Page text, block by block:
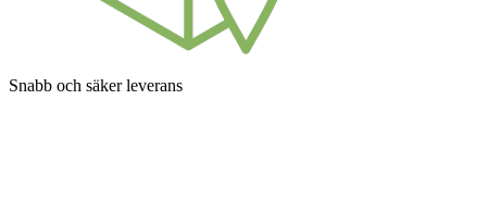
Snabb och säker leverans